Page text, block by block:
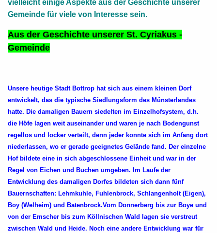
vielleicht einige Aspekte aus der Geschichte unserer
Gemeinde für viele von Interesse sein.
Aus der Geschichte unserer St. Cyriakus -
Gemeinde
Unsere heutige Stadt Bottrop hat sich aus einem kleinen Dorf
entwickelt, das die typische Siedlungsform des Münsterlandes
hatte. Die damaligen Bauern siedelten im Einzelhofsystem, d.h.
die Höfe lagen weit auseinander und waren je nach Bodengunst
regellos und locker verteilt, denn jeder konnte sich im Anfang dort
niederlassen, wo er gerade geeignetes Gelände fand. Der einzelne
Hof bildete eine in sich abgeschlossene Einheit und war in der
Regel von Eichen und Buchen umgeben. Im Laufe der
Entwicklung des damaligen Dorfes bildeten sich dann fünf
Bauernschaften: Lehmkuhle, Fuhlenbrock, Schlangenholt (Eigen),
Boy (Welheim) und Batenbrock.Vom Donnerberg bis zur Boye und
von der Emscher bis zum Köllnischen Wald lagen sie verstreut
zwischen Wald und Heide. Noch eine andere Entwicklung war für